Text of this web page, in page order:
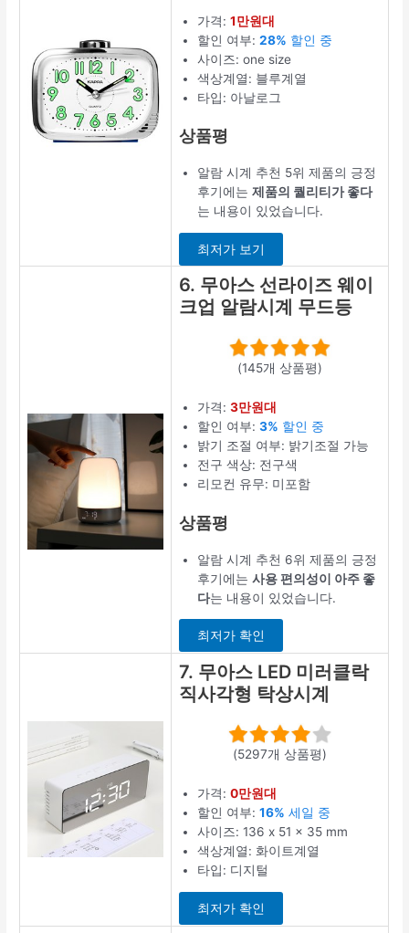
가격:1만원대
할인 여부:28% 할인 중
사이즈: one size
색상계열: 블루계열
타입: 아날로그
상품평
알람 시계 추천 5위 제품의 긍정
후기에는제품의 퀄리티가 좋다
는 내용이 있었습니다.
최저가 보기
6. 무아스 선라이즈 웨이
크업 알람시계 무드등
(145개 상품평)
가격:3만원대
할인 여부:3% 할인 중
밝기 조절 여부: 밝기조절 가능
전구 색상: 전구색
리모컨 유무: 미포함
상품평
알람 시계 추천 6위 제품의 긍정
후기에는사용 편의성이 아주 좋
다는 내용이 있었습니다.
최저가 확인
7. 무아스 LED 미러클락
직사각형 탁상시계
(5297개 상품평)
가격:0만원대
할인 여부:16% 세일 중
사이즈: 136 x 51 x 35 mm
색상계열: 화이트계열
타입: 디지털
최저가 확인